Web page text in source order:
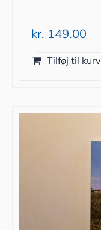
kr. 149.00
Tilføj til kurv